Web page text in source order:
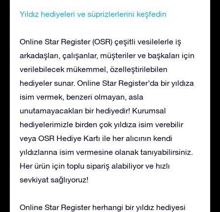
Yıldız hediyeleri ve süprizlerlerini keşfedin
Online Star Register (OSR) çeşitli vesilelerle iş
arkadaşları, çalışanlar, müşteriler ve başkaları için
verilebilecek mükemmel, özelleştirilebilen
hediyeler sunar. Online Star Register’da bir yıldıza
isim vermek, benzeri olmayan, asla
unutamayacakları bir hediyedir! Kurumsal
hediyelerimizle birden çok yıldıza isim verebilir
veya OSR Hediye Kartı ile her alıcının kendi
yıldızlarına isim vermesine olanak tanıyabilirsiniz.
Her ürün için toplu sipariş alabiliyor ve hızlı
sevkiyat sağlıyoruz!
Online Star Register herhangi bir yıldız hediyesi